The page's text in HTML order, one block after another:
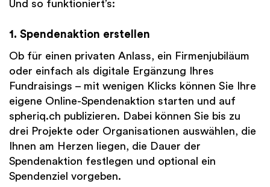
Und so funktioniert’s:
1. Spendenaktion erstellen
Ob für einen privaten Anlass, ein Firmenjubiläum
oder einfach als digitale Ergänzung Ihres
Fundraisings – mit wenigen Klicks können Sie Ihre
eigene Online-Spendenaktion starten und auf
spheriq.ch publizieren. Dabei können Sie bis zu
drei Projekte oder Organisationen auswählen, die
Ihnen am Herzen liegen, die Dauer der
Spendenaktion festlegen und optional ein
Spendenziel vorgeben.